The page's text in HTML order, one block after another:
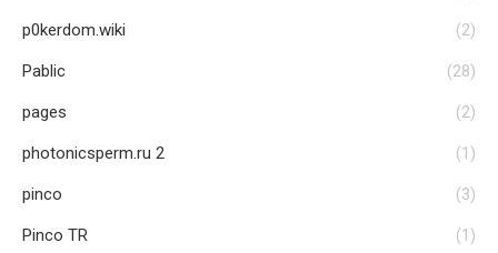
p0kerdom.wiki (2)
Pablic (28)
pages (2)
photonicsperm.ru 2 (1)
pinco (3)
Pinco TR (1)